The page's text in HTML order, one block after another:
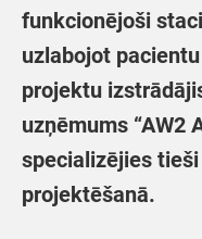
funkcionējoši
uzlabojot
projektu
uzņēmums “AW2
specializējies
projektēšanā.